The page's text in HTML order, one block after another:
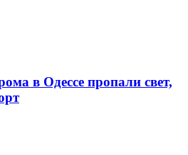
в Одессе пропали свет,